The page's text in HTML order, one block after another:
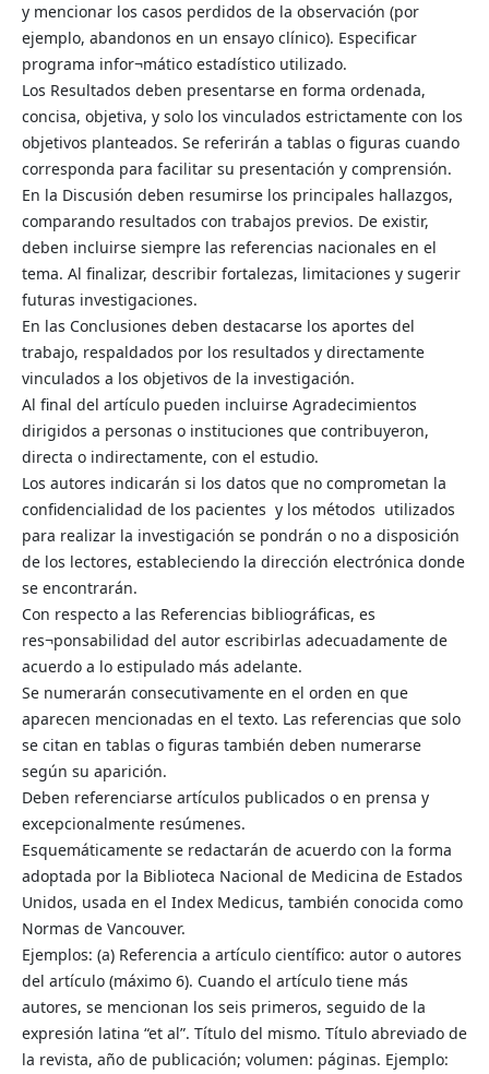
y mencionar los casos perdidos de la observación (por
ejemplo, abandonos en un ensayo clínico). Especificar
programa infor¬mático estadístico utilizado.
Los Resultados deben presentarse en forma ordenada,
concisa, objetiva, y solo los vinculados estrictamente con los
objetivos planteados. Se referirán a tablas o figuras cuando
corresponda para facilitar su presentación y comprensión.
En la Discusión deben resumirse los principales hallazgos,
comparando resultados con trabajos previos. De existir,
deben incluirse siempre las referencias nacionales en el
tema. Al finalizar, describir fortalezas, limitaciones y sugerir
futuras investigaciones.
En las Conclusiones deben destacarse los aportes del
trabajo, respaldados por los resultados y directamente
vinculados a los objetivos de la investigación.
Al final del artículo pueden incluirse Agradecimientos
dirigidos a personas o instituciones que contribuyeron,
directa o indirectamente, con el estudio.
Los autores indicarán si los datos que no comprometan la
confidencialidad de los pacientes y los métodos utilizados
para realizar la investigación se pondrán o no a disposición
de los lectores, estableciendo la dirección electrónica donde
se encontrarán.
Con respecto a las Referencias bibliográficas, es
res¬ponsabilidad del autor escribirlas adecuadamente de
acuerdo a lo estipulado más adelante.
Se numerarán consecutivamente en el orden en que
aparecen mencionadas en el texto. Las referencias que solo
se citan en tablas o figuras también deben numerarse
según su aparición.
Deben referenciarse artículos publicados o en prensa y
excepcionalmente resúmenes.
Esquemáticamente se redactarán de acuerdo con la forma
adoptada por la Biblioteca Nacional de Medicina de Estados
Unidos, usada en el Index Medicus, también conocida como
Normas de Vancouver.
Ejemplos: (a) Referencia a artículo científico: autor o autores
del artículo (máximo 6). Cuando el artículo tiene más
autores, se mencionan los seis primeros, seguido de la
expresión latina “et al”. Título del mismo. Título abreviado de
la revista, año de publicación; volumen: páginas. Ejemplo: